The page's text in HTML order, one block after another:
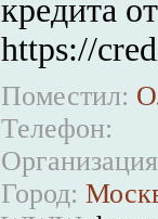
кредита
https://
Поместил:
Телефон:
Город: